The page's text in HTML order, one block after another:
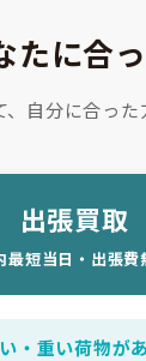
たに合
自分に合った
出張買取
最短当日・出張費
・重い荷物が